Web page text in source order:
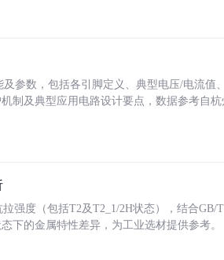
及参数，包括各引脚定义、典型电压/电流值
制及典型应用电路设计要点，数据参考自
强度（包括T2及T2_1/2H状态），结合GB/
下的金属特性差异，为工业选材提供参考。